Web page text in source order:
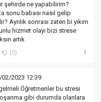
şehirde ne yapabilirim?
sonu babası nasıl gelip
Ayrılık sonrası zaten bi yıkım
hizmet olayı bizi strese
artık
(0)
2023 12:39
bu stresi
gibi durumda olanlara